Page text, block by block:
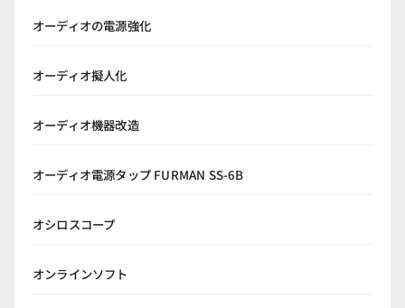
オーディオの電源強化
オーディオ擬人化
オーディオ機器改造
オーディオ電源タップ FURMAN SS-6B
オシロスコープ
オンラインソフト